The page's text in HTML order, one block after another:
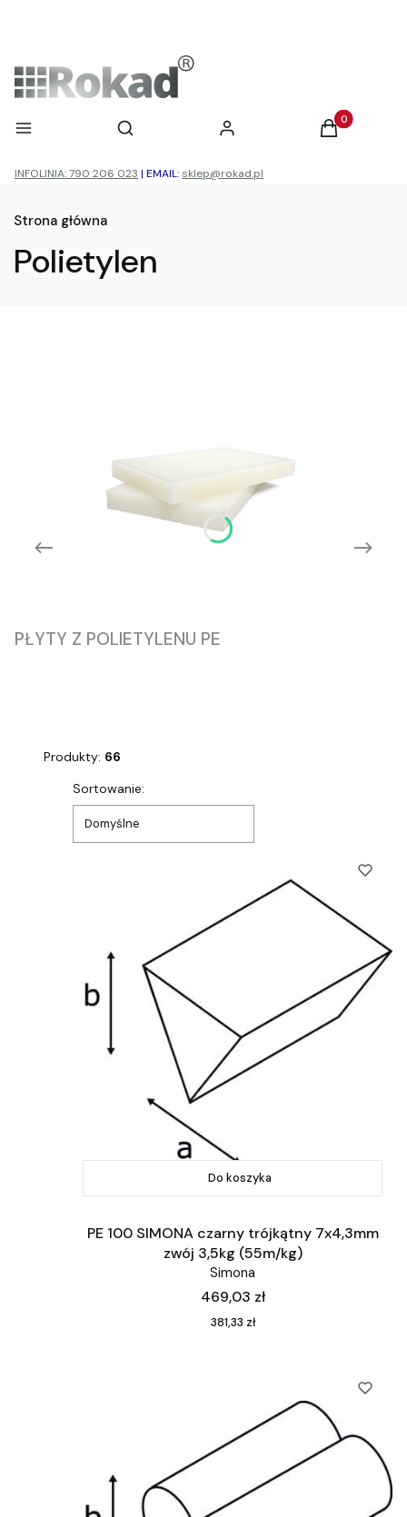
Menu Otwórz wyszukiwarkę
Szukaj Zaloguj się Produkty w
Koszyk
INFOLINIA: 790 206 023 | EMAIL: sklep@rokad.pl
Strona główna
Polietylen
PŁYTY Z POLIETYLENU PE
Produkty: 66
Lista produktów
Sortowanie:
Domyślne
Do koszyka
PE 100 SIMONA czarny trójkątny 7x4,3mm
zwój 3,5kg (55m/kg)
Simona
Cena
469,03 zł
Cena
381,33 zł